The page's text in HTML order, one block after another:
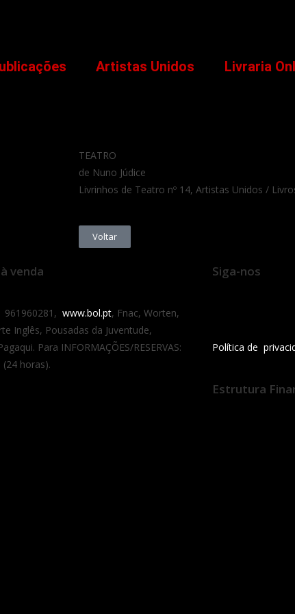
Artistas Unidos Livraria
TEATRO
de Nuno Júdice
Livrinhos de Teatro nº 14, Artistas Unidos /
Voltar
venda
| 961960281, www.bol.pt, Fnac, Worten,
Inglês, Pousadas da Juventude,
Para INFORMAÇÕES/RESERVAS:
(24 horas).
Siga-nos
Política de
Estrutura